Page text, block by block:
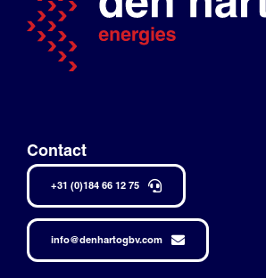
Contact
+31 (0)184 66 12 75
info@denhartogbv.com